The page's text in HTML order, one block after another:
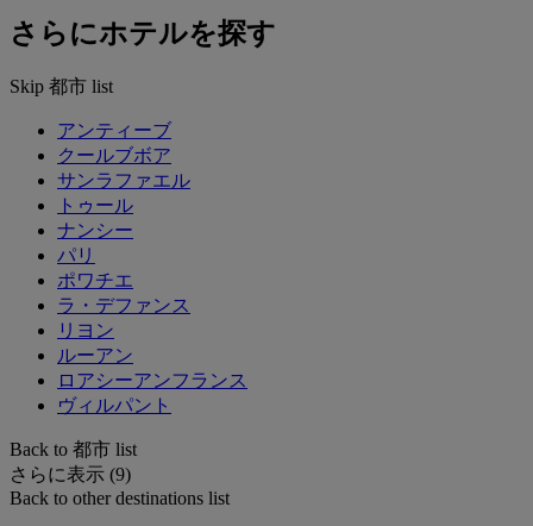
さらにホテルを探す
Skip 都市 list
アンティーブ
クールブボア
サンラファエル
トゥール
ナンシー
パリ
ポワチエ
ラ・デファンス
リヨン
ルーアン
ロアシーアンフランス
ヴィルパント
Back to 都市 list
さらに表示 (9)
Back to other destinations list